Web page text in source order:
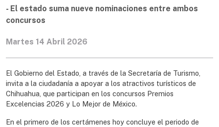
- El estado suma nueve nominaciones entre ambos
concursos
Martes 14 Abril 2026
El Gobierno del Estado, a través de la Secretaría de Turismo,
invita a la ciudadanía a apoyar a los atractivos turísticos de
Chihuahua, que participan en los concursos Premios
Excelencias 2026 y Lo Mejor de México.
En el primero de los certámenes hoy concluye el periodo de